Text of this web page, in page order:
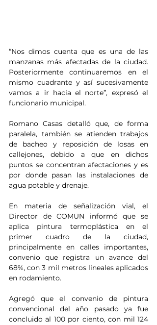
“Nos dimos cuenta que es una de las
manzanas más afectadas de la ciudad.
Posteriormente continuaremos en el
mismo cuadrante y así sucesivamente
vamos a ir hacia el norte”, expresó el
funcionario municipal.
Romano Casas detalló que, de forma
paralela, también se atienden trabajos
de bacheo y reposición de losas en
callejones, debido a que en dichos
puntos se concentran afectaciones y es
por donde pasan las instalaciones de
agua potable y drenaje.
En materia de señalización vial, el
Director de COMUN informó que se
aplica pintura termoplástica en el
primer cuadro de la ciudad,
principalmente en calles importantes,
convenio que registra un avance del
68%, con 3 mil metros lineales aplicados
en rodamiento.
Agregó que el convenio de pintura
convencional del año pasado ya fue
concluido al 100 por ciento, con mil 124